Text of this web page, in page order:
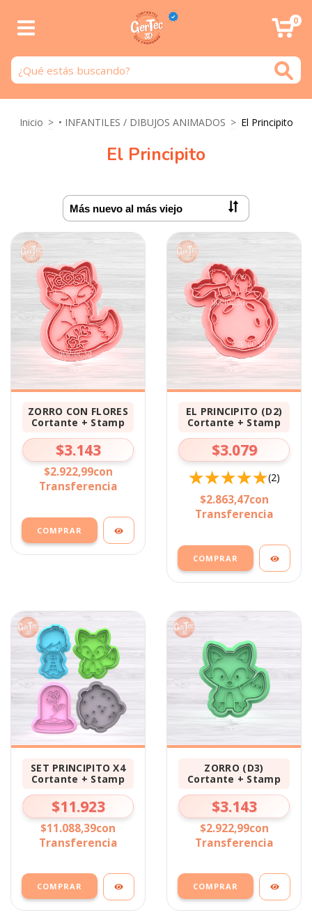
0
Inicio > • INFANTILES / DIBUJOS ANIMADOS > El Principito
El Principito
ZORRO CON FLORES
Cortante + Stamp
$3.143
$2.922,99con
Transferencia
COMPRAR
EL PRINCIPITO (D2)
Cortante + Stamp
$3.079
(2)
$2.863,47con
Transferencia
COMPRAR
SET PRINCIPITO X4
Cortante + Stamp
$11.923
$11.088,39con
Transferencia
COMPRAR
ZORRO (D3)
Cortante + Stamp
$3.143
$2.922,99con
Transferencia
COMPRAR